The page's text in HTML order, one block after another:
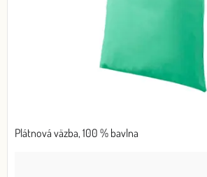
Plátnová väzba, 100 % bavlna